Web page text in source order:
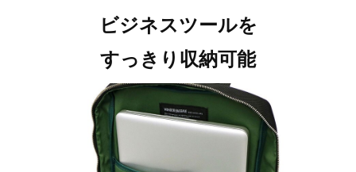
ビジネスツールを
すっきり収納可能